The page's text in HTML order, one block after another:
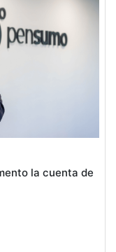
la cuenta de